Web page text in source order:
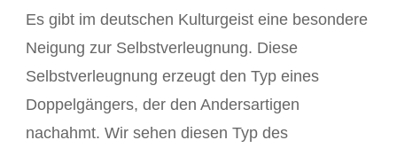
Es gibt im deutschen Kulturgeist eine besondere
Neigung zur Selbstverleugnung. Diese
Selbstverleugnung erzeugt den Typ eines
Doppelgängers, der den Andersartigen
nachahmt. Wir sehen diesen Typ des